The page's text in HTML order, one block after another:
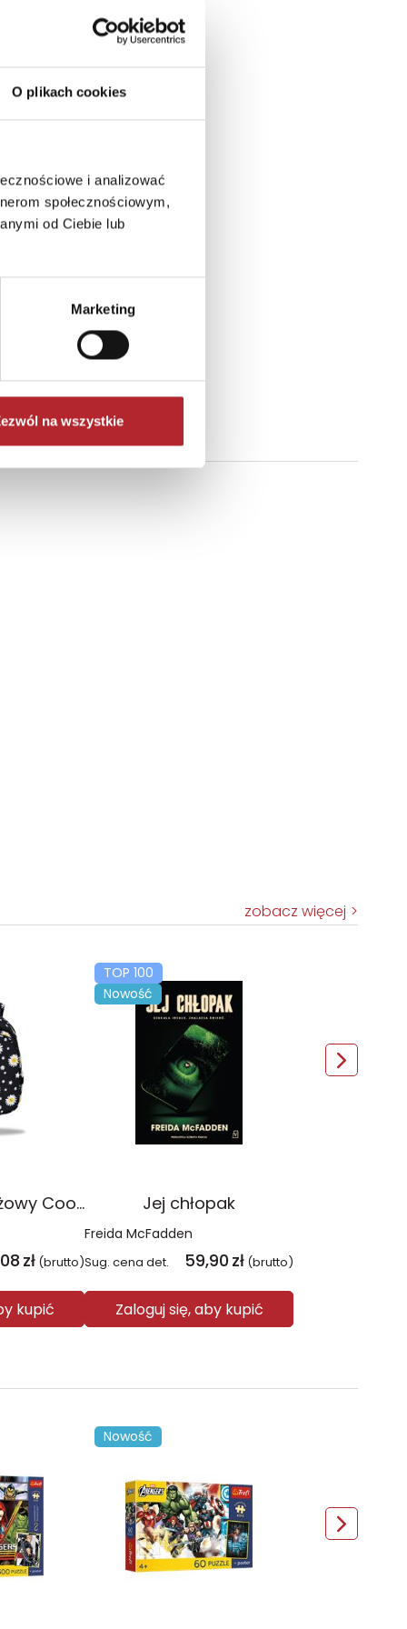
O plikach cookies
i analizować
społecznościowym,
od Ciebie lub
Marketing
na wszystkie
zobacz więcej
Plecak młodzieżowy Coolpack Jerry Daisy Black
zł (brutto)
kupić
TOP 100
Nowość
Jej chłopak
Freida McFadden
Sug. cena det. 59,90 zł (brutto)
Zaloguj się, aby kupić
Nowość